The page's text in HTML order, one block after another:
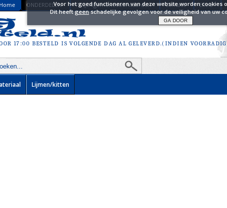
Voor het goed functioneren van deze website worden cookies
Dit heeftgeenschadelijke gevolgen voor de veiligheid van uw
17:00 BESTELD IS VOLGENDE DAG AL GELEVERD.(INDIEN
Home ONDERDELEN FAQ/Algemenevoorwaarden Contact Extra
Lijmen/kitten
geen promotie-artikelen